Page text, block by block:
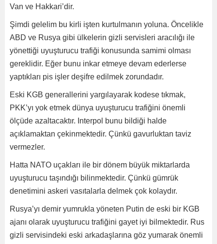
Van ve Hakkari’dir.
Şimdi gelelim bu kirli işten kurtulmanın yoluna. Öncelikle
ABD ve Rusya gibi ülkelerin gizli servisleri aracılığı ile
yönettiği uyuşturucu trafiği konusunda samimi olması
gereklidir. Eğer bunu inkar etmeye devam ederlerse
yaptıkları pis işler deşifre edilmek zorundadır.
Eski KGB generallerini yargılayarak kodese tıkmak,
PKK’yı yok etmek dünya uyuşturucu trafiğini önemli
ölçüde azaltacaktır. Interpol bunu bildiği halde
açıklamaktan çekinmektedir. Çünkü gavurluktan taviz
vermezler.
Hatta NATO uçakları ile bir dönem büyük miktarlarda
uyuşturucu taşındığı bilinmektedir. Çünkü gümrük
denetimini askeri vasıtalarla delmek çok kolaydır.
Rusya’yı demir yumrukla yöneten Putin de eski bir KGB
ajanı olarak uyuşturucu trafiğini gayet iyi bilmektedir. Rus
gizli servisindeki eski arkadaşlarına göz yumarak önemli